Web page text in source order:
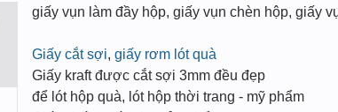
giấy vụn làm đầy hộp, giấy vụn chèn hộp, giấy
Giấy cắt sợi, giấy rơm lót quà
Giấy kraft được cắt sợi 3mm đều đẹp
để lót hộp quà, lót hộp thời trang - mỹ phẩm